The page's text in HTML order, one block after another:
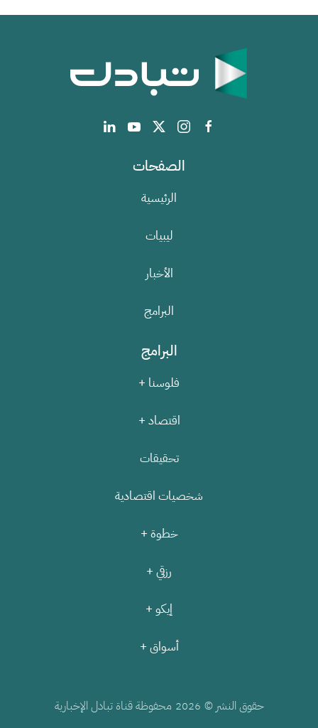
الصفحات
الرئيسية
ليبيات
الأخبار
البرامج
البرامج
فلوسنا +
اقتصاد +
تحقيقات
شخصيات اقتصادية
خطوة +
رزقي +
إيكو +
أسواق +
حقوق النشر © 2026 محفوظة قناة تبادل الإخبارية